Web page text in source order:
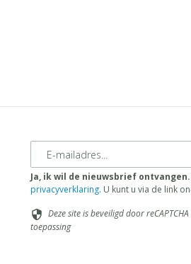
E-mailadres
Ja, ik wil de nieuwsbrief ontvangen.
privacyverklaring. U kunt u via de link
security Deze site is beveiligd door
toepassing